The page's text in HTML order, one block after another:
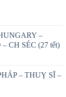
–
CH SÉC (27 tết)
– THUỴ SĨ –